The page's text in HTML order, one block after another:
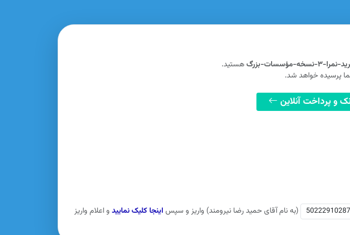
۳-نسخه-مؤسسات-بزرگ
هستید.
پرسیده خواهد شد.
و پرداخت آنلاین
(به نام آقای حمید رضا نیرومند) واریز و سپس اینجا کلیک نمایید و اعلام واریز